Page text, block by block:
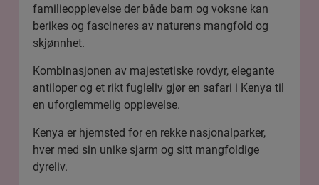
familieopplevelse der både barn og voksne kan
berikes og fascineres av naturens mangfold og
skjønnhet.
Kombinasjonen av majestetiske rovdyr, elegante
antiloper og et rikt fugleliv gjør en safari i Kenya til
en uforglemmelig opplevelse.
Kenya er hjemsted for en rekke nasjonalparker,
hver med sin unike sjarm og sitt mangfoldige
dyreliv.